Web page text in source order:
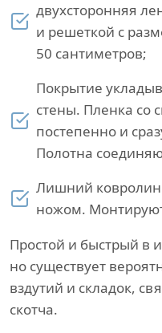
двухсторонняя
и решеткой с
50 сантиметров;
Покрытие
стены. Пленка со
постепенно и
Полотна
Лишний ковролин
ножом.
Простой и быстрый в
но существует
вздутий и складок,
скотча.